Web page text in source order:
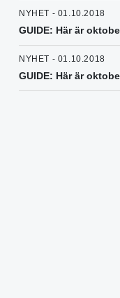
NYHET - 01.10.2018
GUIDE: Här är
NYHET - 01.10.2018
GUIDE: Här är